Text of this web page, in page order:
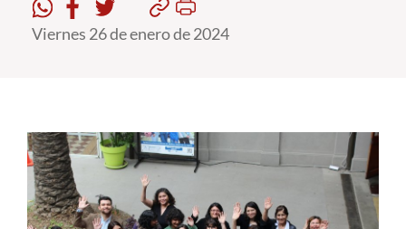
Admisión
Formación Continua
Estudiantes
Viernes 26 de enero de 2024